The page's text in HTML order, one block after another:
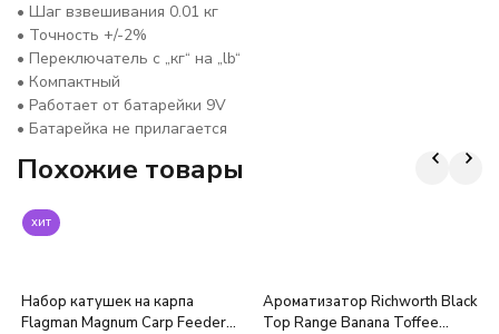
• Шаг взвешивания 0.01 кг
• Точность +/-2%
• Переключатель с „кг“ на „lb“
• Компактный
• Работает от батарейки 9V
• Батарейка не прилагается
Похожие товары
хит
Набор катушек на карпа
Flagman Magnum Carp Feeder
Ароматизатор Richworth Black
Top Range Banana Toffee